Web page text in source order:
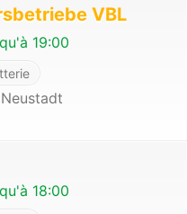
VBL
19:00
18:00